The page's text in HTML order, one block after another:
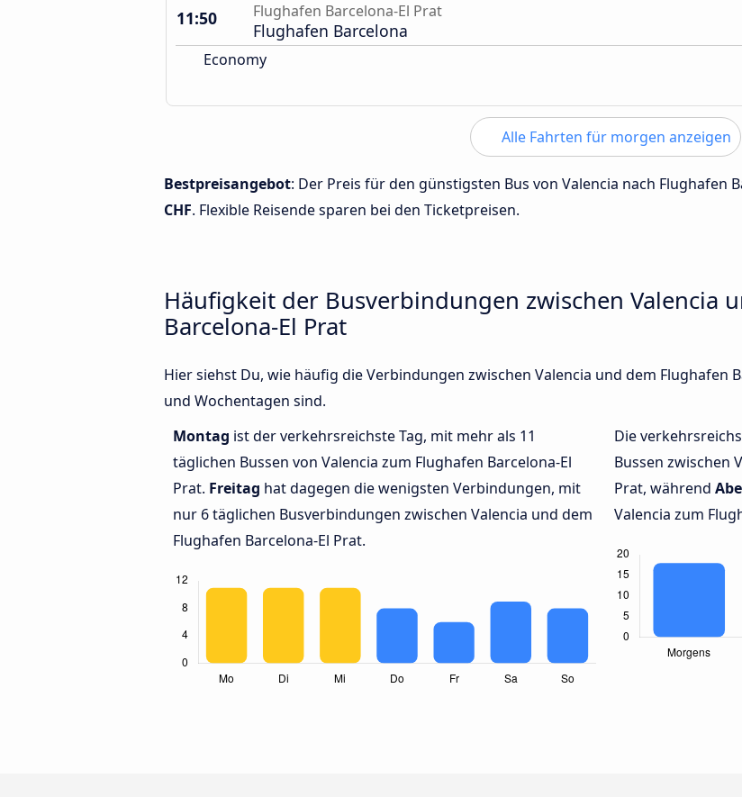
11:50
Flughafen Barcelona-El Prat
Flughafen Barcelona
Economy
Alle Fahrten für morgen anzeigen
Bestpreisangebot: Der Preis für den günstigsten Bus von Valencia nach Flughafen
CHF. Flexible Reisende sparen bei den Ticketpreisen.
Häufigkeit der Busverbindungen zwischen Valencia
Barcelona-El Prat
Hier siehst Du, wie häufig die Verbindungen zwischen Valencia und dem Flughafen
und Wochentagen sind.
Montag ist der verkehrsreichste Tag, mit mehr als 11
täglichen Bussen von Valencia zum Flughafen Barcelona-El
Prat. Freitag hat dagegen die wenigsten Verbindungen, mit
nur 6 täglichen Busverbindungen zwischen Valencia und dem
Flughafen Barcelona-El Prat.
Die
Bussen zwischen
Prat, während
Valencia zum